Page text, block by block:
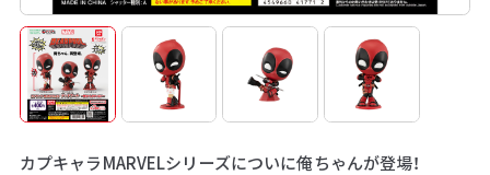
カプキャラMARVELシリーズについに俺ちゃんが登場！